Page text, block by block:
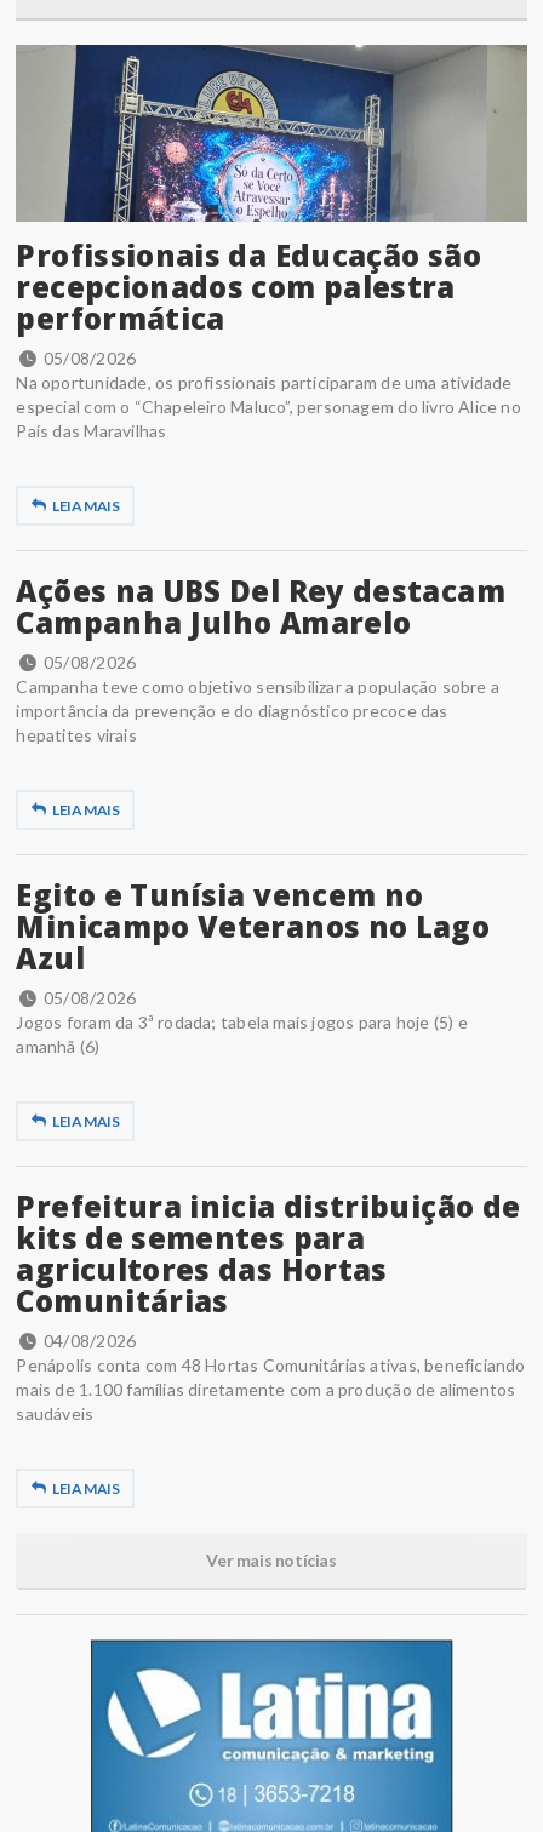
Profissionais da Educação são
recepcionados com palestra
performática
05/08/2026
Na oportunidade, os profissionais participaram de uma atividade
especial com o “Chapeleiro Maluco”, personagem do livro Alice no
País das Maravilhas
LEIA MAIS
Ações na UBS Del Rey destacam
Campanha Julho Amarelo
05/08/2026
Campanha teve como objetivo sensibilizar a população sobre a
importância da prevenção e do diagnóstico precoce das
hepatites virais
LEIA MAIS
Egito e Tunísia vencem no
Minicampo Veteranos no Lago
Azul
05/08/2026
Jogos foram da 3ª rodada; tabela mais jogos para hoje (5) e
amanhã (6)
LEIA MAIS
Prefeitura inicia distribuição de
kits de sementes para
agricultores das Hortas
Comunitárias
04/08/2026
Penápolis conta com 48 Hortas Comunitárias ativas, beneficiando
mais de 1.100 famílias diretamente com a produção de alimentos
saudáveis
LEIA MAIS
Ver mais notícias